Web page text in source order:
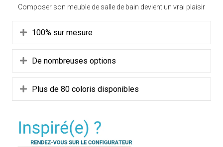
Composer son meuble de salle de bain devient un vrai plaisir
Déplier
100% sur mesure
Déplier
De nombreuses options
Déplier
Plus de 80 coloris disponibles